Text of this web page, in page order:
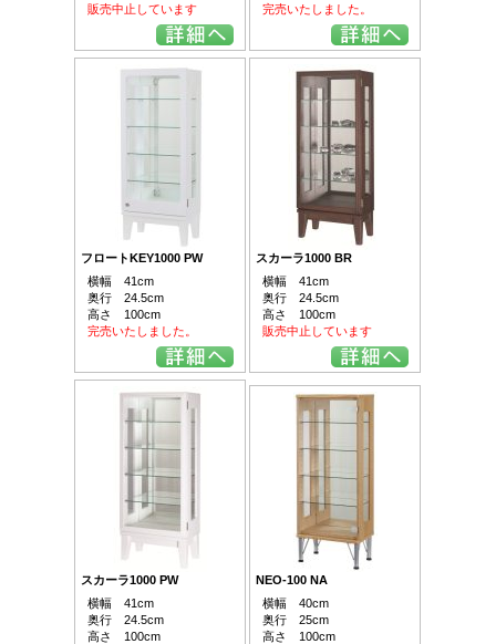
販売中止しています
完売いたしました。
フロートKEY1000 PW
横幅 41cm
奥行 24.5cm
高さ 100cm
完売いたしました。
スカーラ1000 BR
横幅 41cm
奥行 24.5cm
高さ 100cm
販売中止しています
スカーラ1000 PW
横幅 41cm
奥行 24.5cm
高さ 100cm
NEO-100 NA
横幅 40cm
奥行 25cm
高さ 100cm